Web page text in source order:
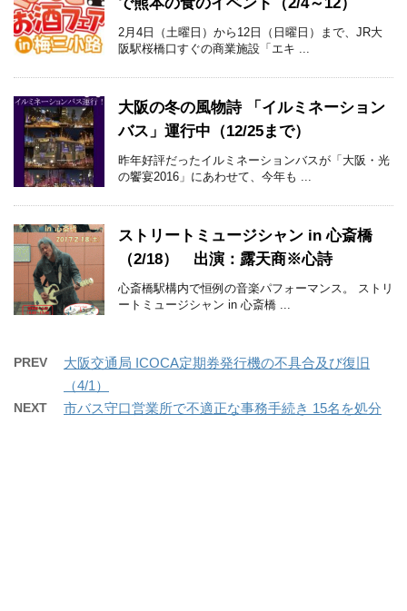
2月4日（土曜日）から12日（日曜日）まで、JR大
阪駅桜橋口すぐの商業施設「エキ ...
大阪の冬の風物詩 「イルミネーション
バス」運行中（12/25まで）
昨年好評だったイルミネーションバスが「大阪・光
の饗宴2016」にあわせて、今年も ...
ストリートミュージシャン in 心斎橋
（2/18） 出演：露天商※心詩
心斎橋駅構内で恒例の音楽パフォーマンス。 ストリ
ートミュージシャン in 心斎橋 ...
PREV
大阪交通局 ICOCA定期券発行機の不具合及び復旧
（4/1）
NEXT 市バス守口営業所で不適正な事務手続き 15名を処分